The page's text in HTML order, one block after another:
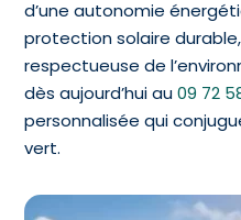
d’une autonomie
protection solaire
respectueuse de
dès aujourd’hui au09 72
personnalisée qui
vert.